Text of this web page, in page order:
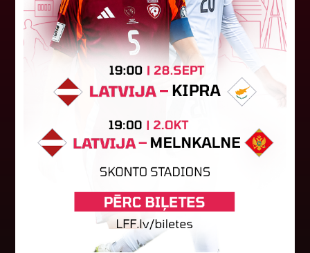
17. septembris 2025.
Meiteņu U-14 čempionātā trešo
gadu pēc kārtas uzvar Rīgas
Futbola skola